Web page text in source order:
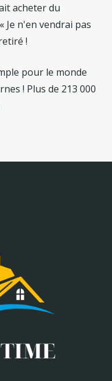
acheter du
Je n'en vendrai pas
!
pour le monde
! Plus de 213 000